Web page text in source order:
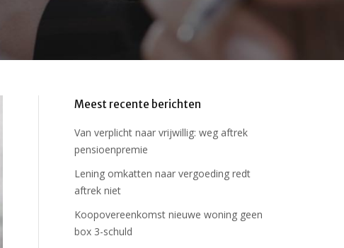
Meest recente berichten
Van verplicht naar vrijwillig: weg aftrek
pensioenpremie
Lening omkatten naar vergoeding redt
aftrek niet
Koopovereenkomst nieuwe woning geen
box 3-schuld